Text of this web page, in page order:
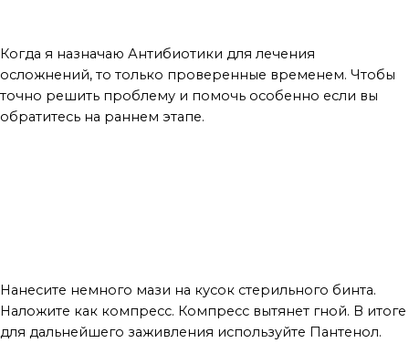
Когда я назначаю Антибиотики для лечения
осложнений, то только проверенные временем. Чтобы
точно решить проблему и помочь особенно если вы
обратитесь на раннем этапе.
Нанесите немного мази на кусок стерильного бинта.
Наложите как компресс. Компресс вытянет гной. В итоге
для дальнейшего заживления используйте Пантенол.